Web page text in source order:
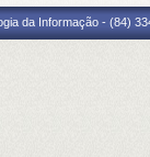
da Informação - (84)